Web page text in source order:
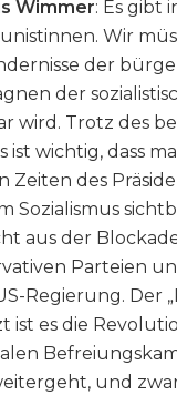
Wimmer: Es gibt
Wir
der
der
wird. Trotz des
ist wichtig, dass
Zeiten des
Sozialismus
aus der
Parteien
Regierung. Der
ist es die
und